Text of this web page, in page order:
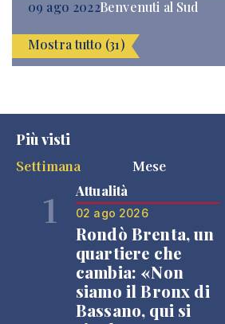
09 ago 2022Benvenuti al Sud
Mostra tutto (31)
Più visti
Settimana
Mese
1 Attualità
02 ago 2026
Rondò Brenta, un
quartiere che
cambia: «Non
siamo il Bronx di
Bassano, qui si